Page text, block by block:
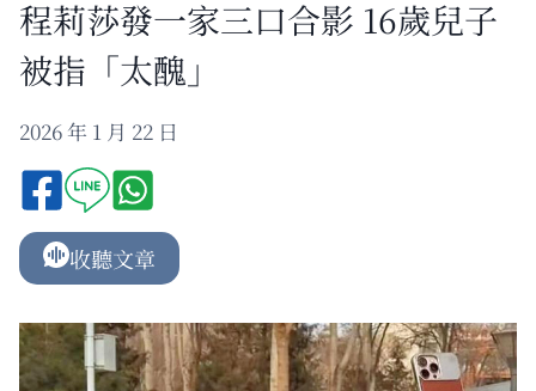
程莉莎發一家三口合影 16歲兒子
被指「太醜」
2026 年 1 月 22 日
收聽文章